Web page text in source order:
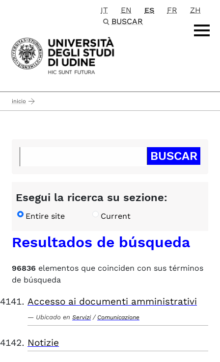
Passa al contenuto principale
IT EN ES FR
ZH
BUSCAR
inicio
Esegui la ricerca su sezione:
Entire site Current
Resultados de búsqueda
96836 elementos que coinciden con sus términos
de búsqueda
Accesso ai documenti amministrativi
Ubicado en Servizi / Comunicazione
Notizie